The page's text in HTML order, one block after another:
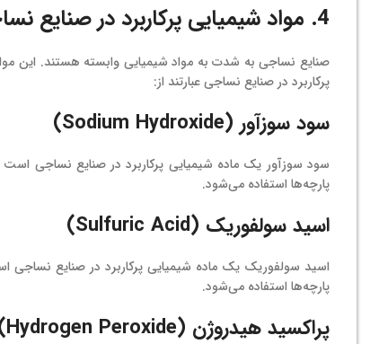
4. مواد شیمیایی پرکاربرد در صنایع نساجی
صنایع نساجی به شدت به مواد شیمیایی وابسته هستند. این
پرکاربرد در صنایع نساجی عبارتند از:
سود سوزآور (Sodium Hydroxide)
سود سوزآور یک ماده شیمیایی پرکاربرد در صنایع نساجی
پارچه‌ها استفاده می‌شود.
اسید سولفوریک (Sulfuric Acid)
اسید سولفوریک یک ماده شیمیایی پرکاربرد در صنایع نساجی
پارچه‌ها استفاده می‌شود.
پراکسید هیدروژن (Hydrogen Peroxide)